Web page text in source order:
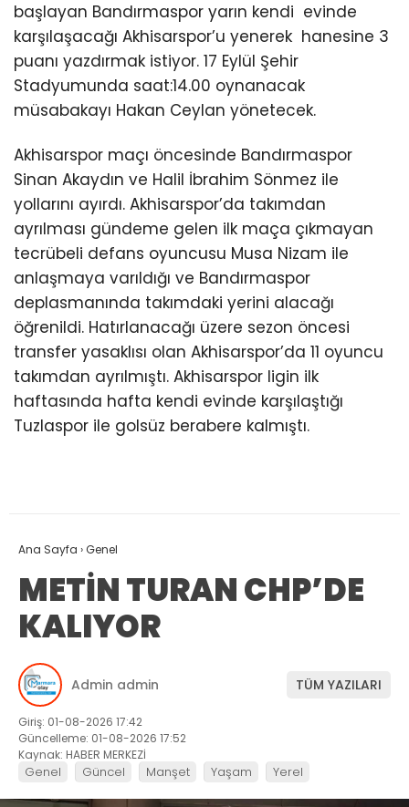
başlayan Bandırmaspor yarın kendi evinde
karşılaşacağı Akhisarspor’u yenerek hanesine 3
puanı yazdırmak istiyor. 17 Eylül Şehir
Stadyumunda saat:14.00 oynanacak
müsabakayı Hakan Ceylan yönetecek.
Akhisarspor maçı öncesinde Bandırmaspor
Sinan Akaydın ve Halil İbrahim Sönmez ile
yollarını ayırdı. Akhisarspor’da takımdan
ayrılması gündeme gelen ilk maça çıkmayan
tecrübeli defans oyuncusu Musa Nizam ile
anlaşmaya varıldığı ve Bandırmaspor
deplasmanında takımdaki yerini alacağı
öğrenildi. Hatırlanacağı üzere sezon öncesi
transfer yasaklısı olan Akhisarspor’da 11 oyuncu
takımdan ayrılmıştı. Akhisarspor ligin ilk
haftasında hafta kendi evinde karşılaştığı
Tuzlaspor ile golsüz berabere kalmıştı.
Ana Sayfa ›Genel
METİN TURAN CHP’DE
KALIYOR
Admin admin TÜM YAZILARI
Giriş: 01-08-2026 17:42
Güncelleme: 01-08-2026 17:52
Kaynak: HABER MERKEZİ
Genel Güncel Manşet Yaşam Yerel